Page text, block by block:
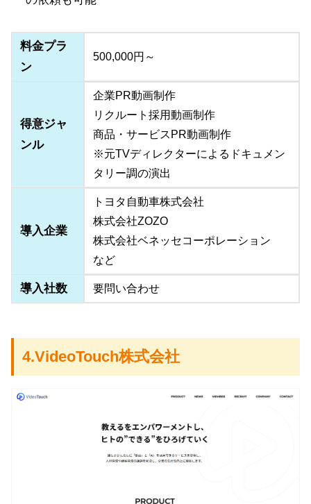
料金プラ
ン
500,000円～
得意ジャ
ンル
企業PR動画制作
リクルート採用動画制作
商品・サービスPR動画制作
※元TVディレクターによるドキュメン
タリー調の演出
導入企業
トヨタ自動車株式会社
株式会社ZOZO
株式会社ベネッセコーポレーション
など
導入社数 要問い合わせ
4.VideoTouch株式会社